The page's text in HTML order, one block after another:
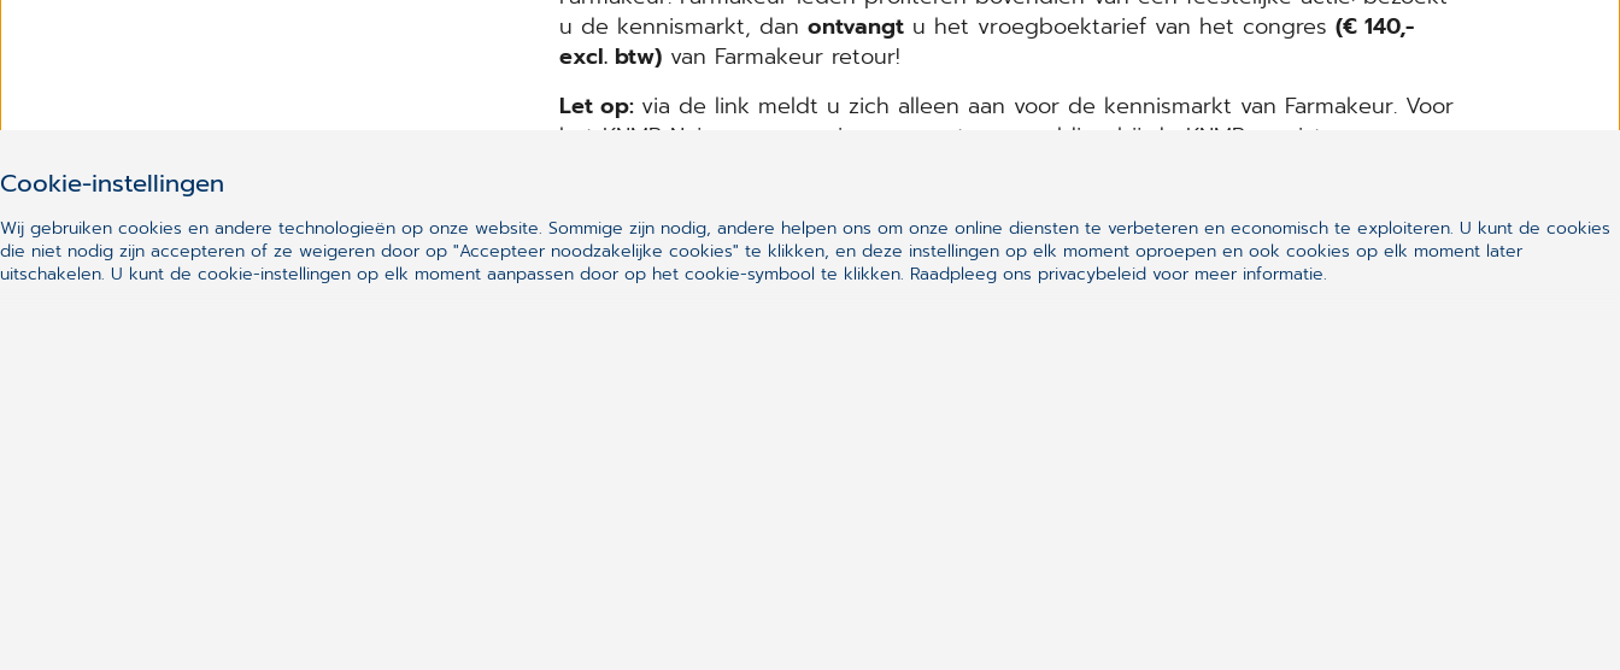
u de kennismarkt, dan ontvangt u het vroegboektarief van het congres (€ 140,-
excl. btw) van Farmakeur retour!
Let op: via de link meldt u zich alleen aan voor de kennismarkt van Farmakeur. Voor
het KNMP Najaarscongres is een aparte aanmelding bij de KNMP vereist.
MELD U AAN
Cookie-instellingen
Wij gebruiken cookies en andere technologieën op onze website. Sommige zijn nodig, andere helpen ons om onze online diensten te verbeteren en economisch te exploiteren. U kunt de cookies
die niet nodig zijn accepteren of ze weigeren door op "Accepteer noodzakelijke cookies" te klikken, en deze instellingen op elk moment oproepen en ook cookies op elk moment later
uitschakelen. U kunt de cookie-instellingen op elk moment aanpassen door op het cookie-symbool te klikken. Raadpleeg ons privacybeleid voor meer informatie.